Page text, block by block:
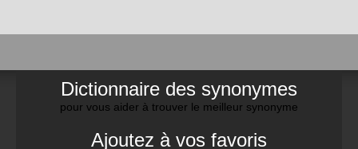
Dictionnaire des synonymes
pour vous aider à trouver le meilleur synonyme
Ajoutez à vos favoris